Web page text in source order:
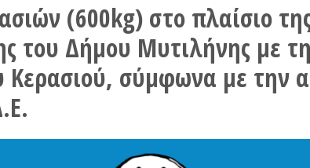
(600kg) στο πλαίσιο
του Δήμου Μυτιλήνης με
Κερασιού, σύμφωνα με την